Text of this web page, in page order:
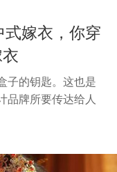
式嫁衣，你穿
子的钥匙。这也是
品牌所要传达给人